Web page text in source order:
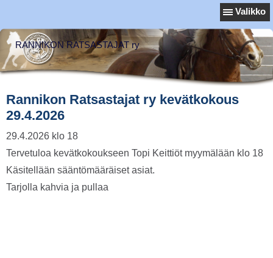
Valikko
RANNIKON RATSASTAJAT ry
Rannikon Ratsastajat ry kevätkokous
29.4.2026
29.4.2026 klo 18
Tervetuloa kevätkokoukseen Topi Keittiöt myymälään klo 18
Käsitellään sääntömääräiset asiat.
Tarjolla kahvia ja pullaa